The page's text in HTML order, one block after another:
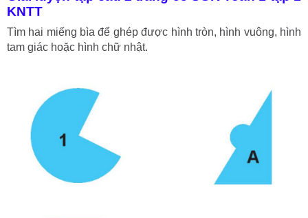
KNTT
Tìm hai miếng bìa để ghép được hình tròn, hình vuông, hình
tam giác hoặc hình chữ nhật.